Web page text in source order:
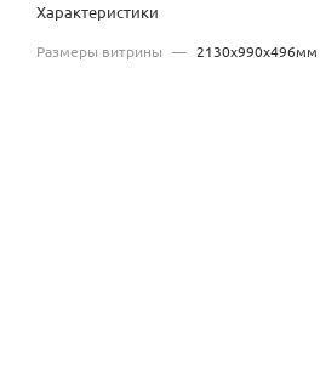
Характеристики
Размеры витрины — 2130x990x496мм